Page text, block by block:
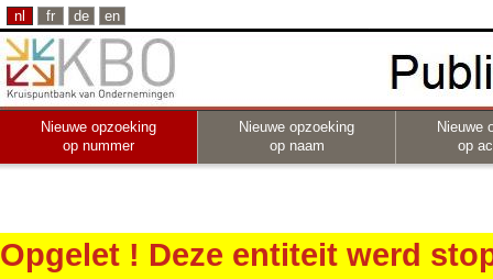
nl fr de en
Nieuwe opzoeking
op nummer
Nieuwe opzoeking
op naam
Nieuwe
op
Opgelet ! Deze entiteit werd